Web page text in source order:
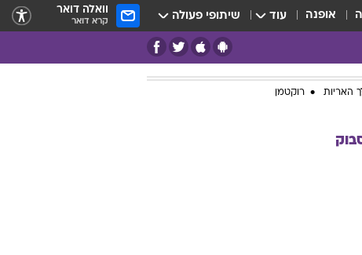
אופנה עוד שיתופי פעולה וואלה דואר
קרא דואר
האריות רוקטמן